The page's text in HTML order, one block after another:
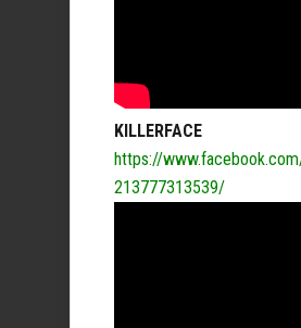
KILLERFACE
https://
213777313539/